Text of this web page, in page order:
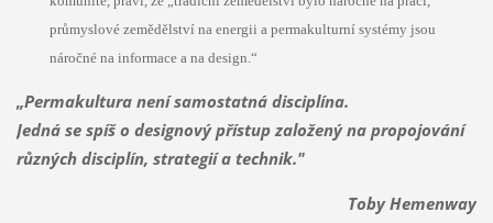
průmyslové zemědělství na energii a permakulturní systémy jsou
náročné na informace a na design.“
„Permakultura není samostatná disciplína.
Jedná se spíš o designový přístup založený na propojování
různých disciplín, strategií a technik."
Toby Hemenway